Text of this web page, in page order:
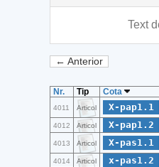
Text
← Anterior
Nr. Tip Cota
4011 Articol X-pap1.1
4012 Articol X-pap1.2
4013 Articol X-pas1.1
4014 Articol x-pas1.2